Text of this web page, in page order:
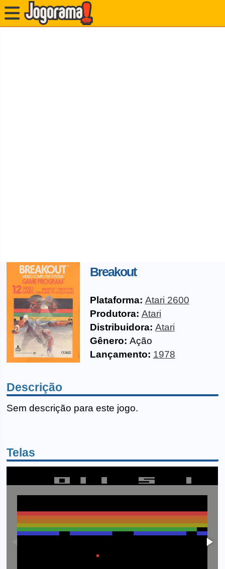
Breakout
Plataforma: Atari 2600
Produtora: Atari
Distribuidora: Atari
Gênero: Ação
Lançamento: 1978
Descrição
Sem descrição para este jogo.
Telas